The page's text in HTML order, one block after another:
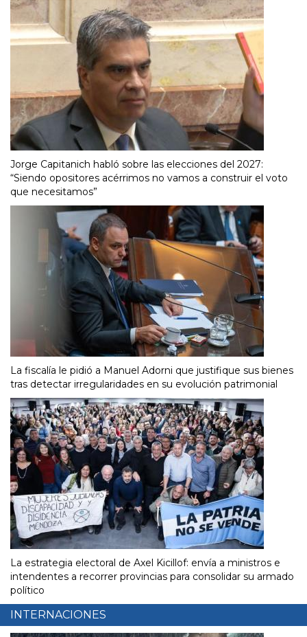
Jorge Capitanich habló sobre las elecciones del 2027:
“Siendo opositores acérrimos no vamos a construir el voto
que necesitamos”
La fiscalía le pidió a Manuel Adorni que justifique sus bienes
tras detectar irregularidades en su evolución patrimonial
La estrategia electoral de Axel Kicillof: envía a ministros e
intendentes a recorrer provincias para consolidar su armado
político
INTERNACIONES